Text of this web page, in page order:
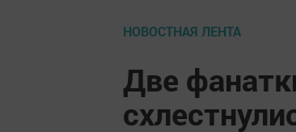
НОВОСТНАЯ ЛЕНТА
Две